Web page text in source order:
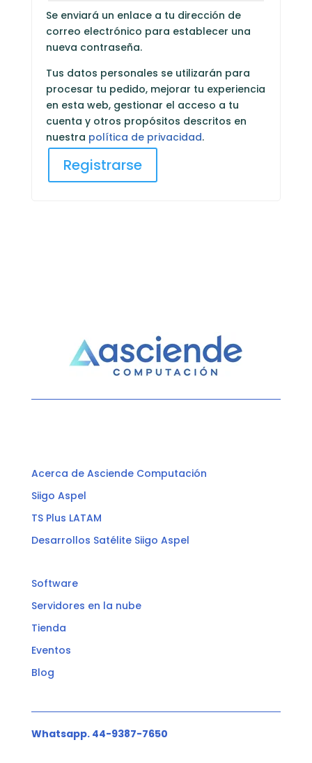
Se enviará un enlace a tu dirección de
correo electrónico para establecer una
nueva contraseña.
Tus datos personales se utilizarán para
procesar tu pedido, mejorar tu experiencia
en esta web, gestionar el acceso a tu
cuenta y otros propósitos descritos en
nuestra política de privacidad.
Registrarse
Acerca de Asciende Computación
Siigo Aspel
TS Plus LATAM
Desarrollos Satélite Siigo Aspel
Software
Servidores en la nube
Tienda
Eventos
Blog
Whatsapp. 44-9387-7650